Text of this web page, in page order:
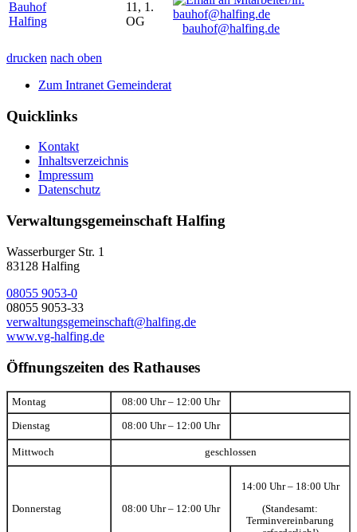
Bauhof
Halfing
11, 1.
OG
bauhof@halfing.de
drucken nach oben
Zum Intranet Gemeinderat
Quicklinks
Kontakt
Inhaltsverzeichnis
Impressum
Datenschutz
Verwaltungsgemeinschaft Halfing
Wasserburger Str. 1
83128 Halfing
08055 9053-0
08055 9053-33
verwaltungsgemeinschaft@halfing.de
www.vg-halfing.de
Öffnungszeiten des Rathauses
Montag 08:00 Uhr – 12:00 Uhr
Dienstag 08:00 Uhr – 12:00 Uhr
Mittwoch geschlossen
Donnerstag 08:00 Uhr – 12:00 Uhr
14:00 Uhr – 18:00 Uhr
(Standesamt:
Terminvereinbarung